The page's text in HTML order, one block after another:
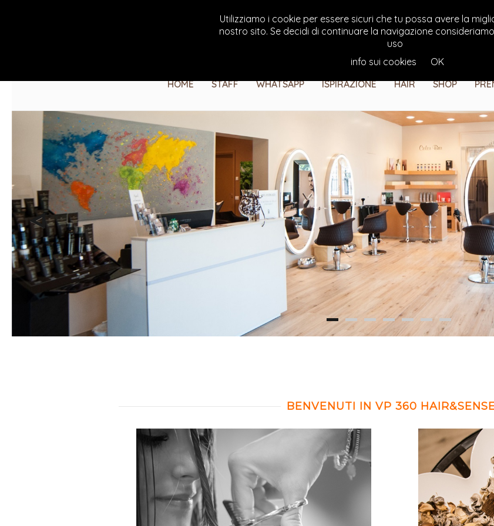
HOME STAFF WHATSAPP ISPIRAZIONE HAIR SHOP
Previous
BENVENUTI IN VP 360
Utilizziamo i cookie per essere sicuri che tu possa avere la
nostro sito. Se decidi di continuare la navigazione
uso
info sui cookies
OK